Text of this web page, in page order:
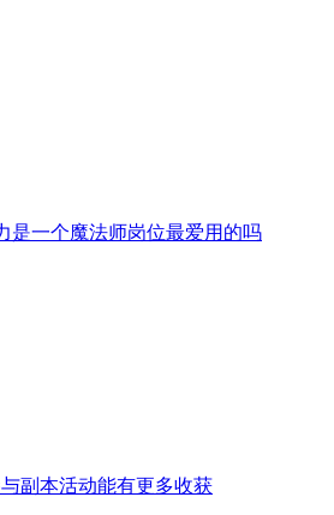
是一个魔法师岗位最爱用的吗
副本活动能有更多收获